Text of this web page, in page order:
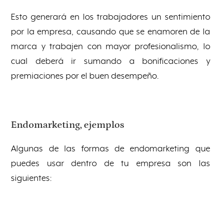
Esto generará en los trabajadores un sentimiento
por la empresa, causando que se enamoren de la
marca y trabajen con mayor profesionalismo, lo
cual deberá ir sumando a bonificaciones y
premiaciones por el buen desempeño.
Endomarketing, ejemplos
Algunas de las formas de endomarketing que
puedes usar dentro de tu empresa son las
siguientes: